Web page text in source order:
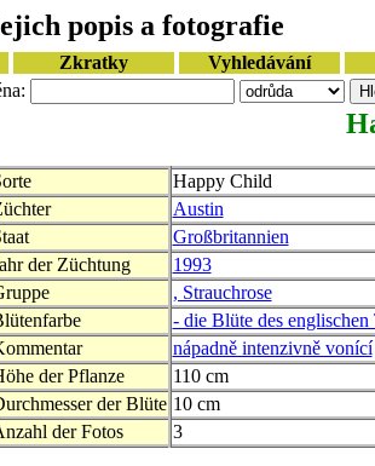
popis a fotografie
Zkratky
Vyhledávání
Happy Child
Austin
Großbritannien
der Züchtung
1993
, Strauchrose
- die Blüte des englischen
nápadně intenzivně vonící
der Pflanze
110 cm
der Blüte 10 cm
der Fotos
3